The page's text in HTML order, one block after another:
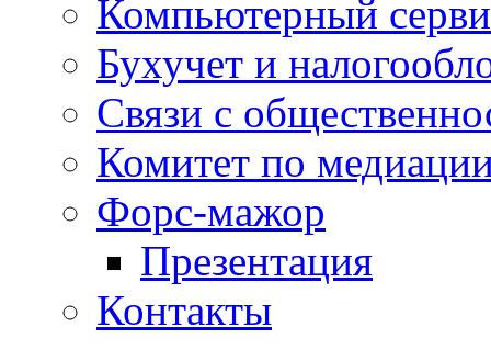
Компьютерный
Бухучет и
Связи с
Комитет по
Форс-мажор
Презентация
Контакты